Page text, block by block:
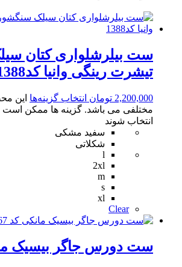
ست بیلرشلواری کتان
تیشرت رینگی وانیا کد1388
2,200,000 تومان انتخاب گزینه‌ها این
مختلفی می باشد. گزینه ها ممکن
انتخاب شوند
سفید مشکی
شکلاتی
l
2xl
m
s
xl
Clear
ست دورس جاگر بیسیک